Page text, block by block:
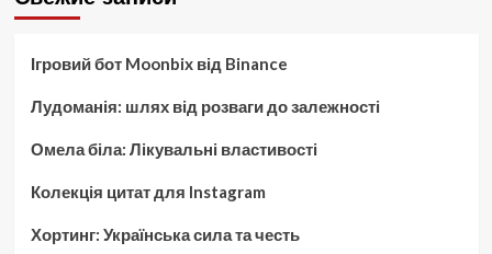
Ігровий бот Moonbix від Binance
Лудоманія: шлях від розваги до залежності
Омела біла: Лікувальні властивості
Колекція цитат для Instagram
Хортинг: Українська сила та честь